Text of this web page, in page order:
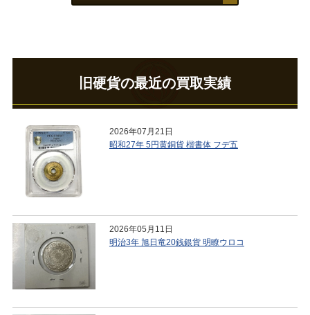
旧硬貨の最近の買取実績
2026年07月21日
昭和27年 5円黄銅貨 楷書体 フデ五
2026年05月11日
明治3年 旭日竜20銭銀貨 明瞭ウロコ